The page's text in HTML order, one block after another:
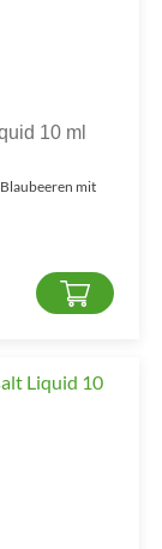
10 ml
mit